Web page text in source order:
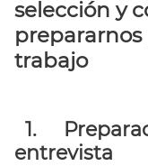
selección y
trabajo
1.
entrevista